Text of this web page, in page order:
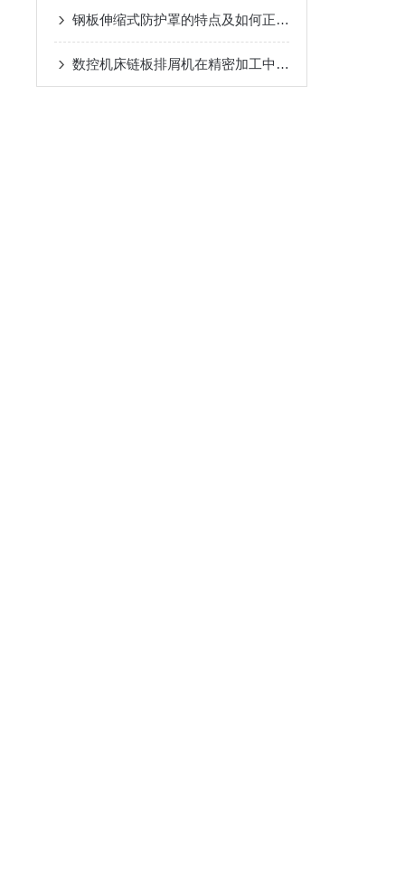
钢板伸缩式防护罩的特点及如何正确安装
数控机床链板排屑机在精密加工中的应用优势说明